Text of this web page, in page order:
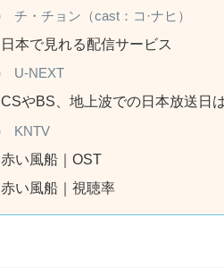
チ・チョン（cast：コ·ナヒ）
日本で見れる配信サービス
U-NEXT
CSやBS、地上波での日本放送日
KNTV
赤い風船｜OST
赤い風船｜視聴率